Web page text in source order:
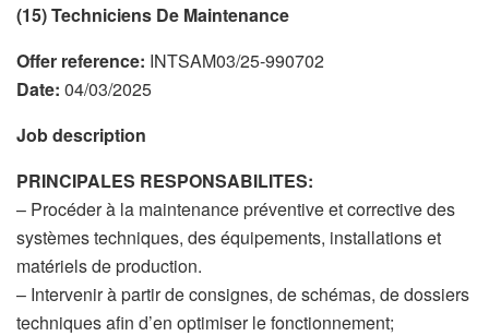
(15) Techniciens De Maintenance
Offer reference: INTSAM03/25-990702
Date: 04/03/2025
Job description
PRINCIPALES RESPONSABILITES:
– Procéder à la maintenance préventive et corrective des
systèmes techniques, des équipements, installations et
matériels de production.
– Intervenir à partir de consignes, de schémas, de dossiers
techniques afin d’en optimiser le fonctionnement;